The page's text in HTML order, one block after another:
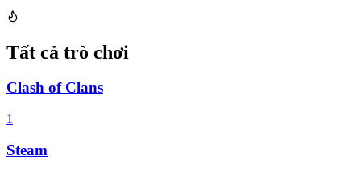
Tất cả trò chơi
Clash of Clans
1
Steam